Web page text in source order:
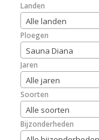
Landen
Alle landen
Ploegen
Sauna Diana
Jaren
Alle jaren
Soorten
Alle soorten
Bijzonderheden